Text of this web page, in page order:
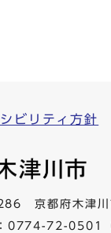
ビリティ方針
京都府木津川
0774-72-0501